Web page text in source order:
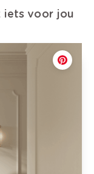
iets voor jou